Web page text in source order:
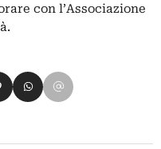
con l’Associazione
su LinkedIn
su Pinterest
Condividi su WhatsApp
Condividi su Email